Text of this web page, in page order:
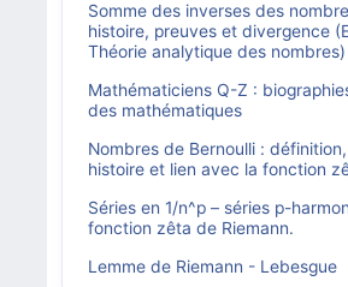
Somme des inverses des
histoire, preuves et divergence
Théorie analytique des nombres)
Mathématiciens Q-Z :
des mathématiques
Nombres de Bernoulli :
histoire et lien avec la fonction
Séries en 1/n^p – séries p-
fonction zêta de Riemann.
Lemme de Riemann - Lebesgue